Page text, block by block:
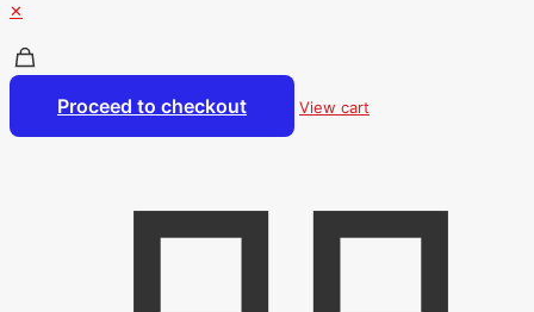
✕
Proceed to checkout View cart